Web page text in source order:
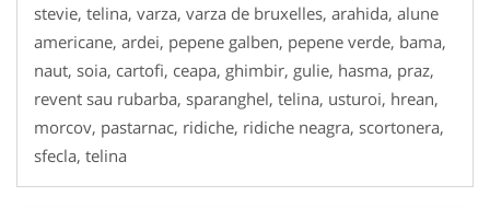
stevie, telina, varza, varza de bruxelles, arahida, alune
americane, ardei, pepene galben, pepene verde, bama,
naut, soia, cartofi, ceapa, ghimbir, gulie, hasma, praz,
revent sau rubarba, sparanghel, telina, usturoi, hrean,
morcov, pastarnac, ridiche, ridiche neagra, scortonera,
sfecla, telina